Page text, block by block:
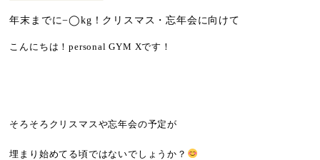
年末までに−◯kg！クリスマス・忘年会に向けて
こんにちは！personal GYM Xです！
そろそろクリスマスや忘年会の予定が
埋まり始めてる頃ではないでしょうか？